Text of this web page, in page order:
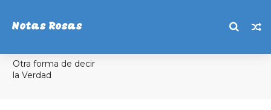
Notas Rosas
Otra forma de decir
la Verdad